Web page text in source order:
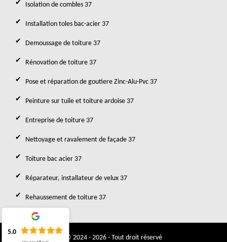
Isolation de combles 37
Installation toles bac-acier 37
Demoussage de toiture 37
Rénovation de toiture 37
Pose et réparation de goutiere Zinc-Alu-Pvc 37
Peinture sur tuile et toiture ardoise 37
Entreprise de toiture 37
Nettoyage et ravalement de façade 37
Toiture bac acier 37
Réparateur, installateur de velux 37
Rehaussement de toiture 37
© 2024 - 2026 - Tout droit réservé
5.0